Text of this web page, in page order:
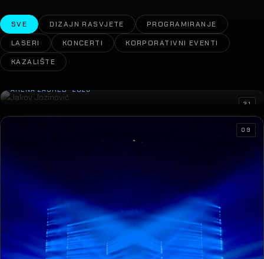
SVE DIZAJN RASVJETE
PROGRAMIRANJE
LASERI
KONCERTI
KORPORATIVNI EVENTI
KAZALIŠTE
ARENA ZAGREB · 2026
31
09